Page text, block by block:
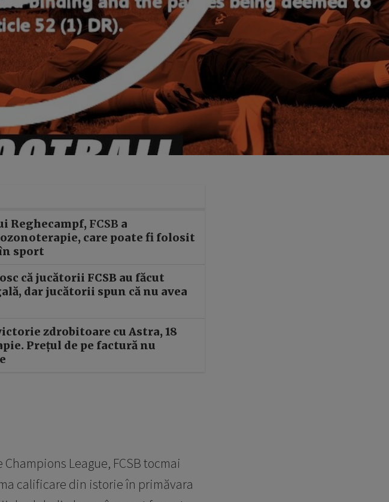
Reghecampf, FCSB a
care poate fi folosit
sport
că jucătorii FCSB au făcut
dar jucătorii spun că nu avea
zdrobitoare cu Astra, 18
Prețul de pe factură nu
League, FCSB tocmai
calificare din istorie în primăvara